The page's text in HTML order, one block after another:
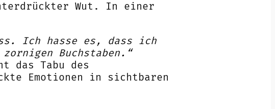
Wut. In einer
Ich hasse es, dass ich
Buchstaben.“
das Tabu des
Emotionen in sichtbaren